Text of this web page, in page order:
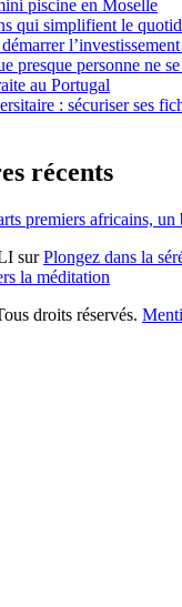
piscine en Moselle
qui simplifient le
presque personne ne
au Portugal
: sécuriser ses
récents
premiers africains, un
surPlongez dans la
la méditation
droits réservés.